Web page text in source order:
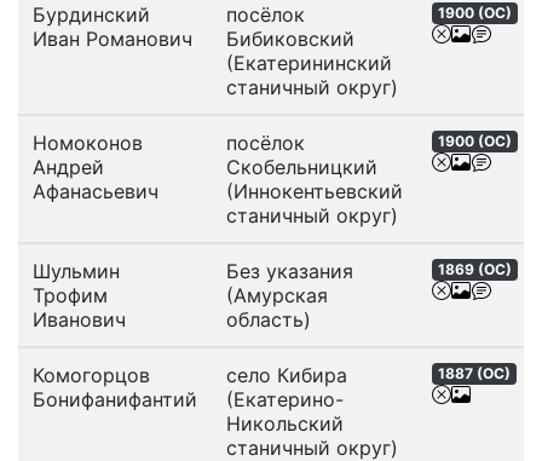
Бурдинский
Иван Романович
посёлок
Бибиковский
(Екатерининский
станичный округ)
1900 (ОС)
Номоконов
Андрей
Афанасьевич
посёлок
Скобельницкий
(Иннокентьевский
станичный округ)
1900 (ОС)
Шульмин
Трофим
Иванович
Без указания
(Амурская
область)
1869 (ОС)
Комогорцов
Бонифанифантий
село Кибира
(Екатерино-
Никольский
станичный округ)
1887 (ОС)